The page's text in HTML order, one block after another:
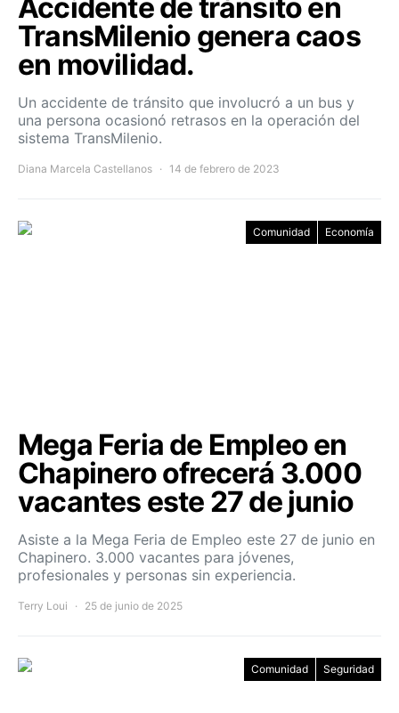
Accidente de tránsito en
TransMilenio genera caos
en movilidad.
Un accidente de tránsito que involucró a un bus y
una persona ocasionó retrasos en la operación del
sistema TransMilenio.
Diana Marcela Castellanos 14 de febrero de 2023
Comunidad Economía
Mega Feria de Empleo en
Chapinero ofrecerá 3.000
vacantes este 27 de junio
Asiste a la Mega Feria de Empleo este 27 de junio en
Chapinero. 3.000 vacantes para jóvenes,
profesionales y personas sin experiencia.
Terry Loui 25 de junio de 2025
Comunidad Seguridad